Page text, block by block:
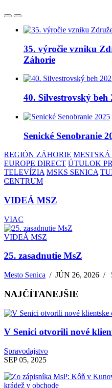
35. výročie vzniku
Záhorie
40. Silvestrovský beh
Senické Senobranie
REGIÓN ZÁHORIE
EUROPE DIRECT ÚTULOK
TELEVÍZIA MSKS SENICA
CENTRUM
VIDEÁ MSZ
VIAC
VIDEÁ MSZ
25. zasadnutie MsZ
Mesto Senica /JÚN 26, 2026 /
NAJČÍTANEJŠIE
V Senici otvorili nové
Spravodajstvo
SEP 05, 2025